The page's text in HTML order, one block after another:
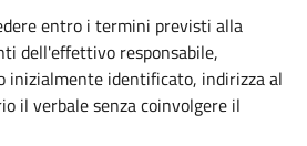
entro i termini previsti alla
dell'effettivo responsabile,
inizialmente identificato, indirizza al
il verbale senza coinvolgere il